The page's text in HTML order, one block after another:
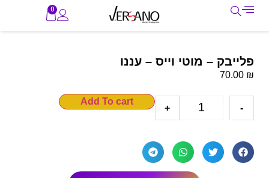
0
פלייבק – מוטי וייס – עננו
70.00 ₪
-
+
Add To cart